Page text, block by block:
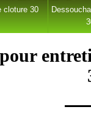
cloture 30
pour